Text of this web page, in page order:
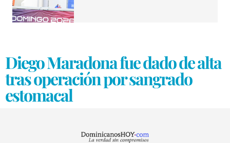
Diego Maradona fue dado de alta
tras operación por sangrado
estomacal